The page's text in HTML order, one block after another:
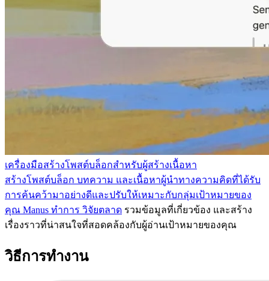
เครื่องมือสร้างโพสต์บล็อกสำหรับผู้สร้างเนื้อหา
สร้างโพสต์บล็อก บทความ และเนื้อหาผู้นำทางความคิดที่ได้รับ
การค้นคว้ามาอย่างดีและปรับให้เหมาะกับกลุ่มเป้าหมายของ
คุณ Manus ทำการ วิจัยตลาด รวมข้อมูลที่เกี่ยวข้อง และสร้าง
เรื่องราวที่น่าสนใจที่สอดคล้องกับผู้อ่านเป้าหมายของคุณ
วิธีการทำงาน